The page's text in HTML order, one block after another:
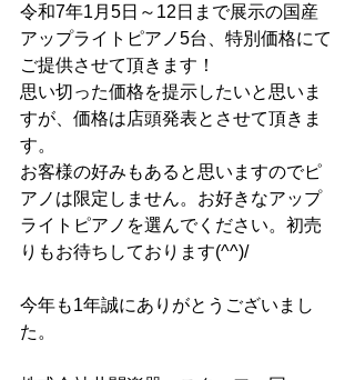
令和7年1月5日～12日まで展示の国産
アップライトピアノ5台、特別価格にて
ご提供させて頂きます！
思い切った価格を提示したいと思いま
すが、価格は店頭発表とさせて頂きま
す。
お客様の好みもあると思いますのでピ
アノは限定しません。お好きなアップ
ライトピアノを選んでください。初売
りもお待ちしております(^^)/
今年も1年誠にありがとうございまし
た。